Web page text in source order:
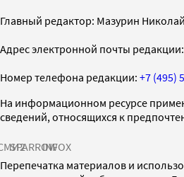
Главный редактор: Мазурин
Адрес электронной почты редакции:
Номер телефона редакции: +7 (495)
На информационном ресурсе
сведений, относящихся к
SPARROWINFOX
Перепечатка материалов и